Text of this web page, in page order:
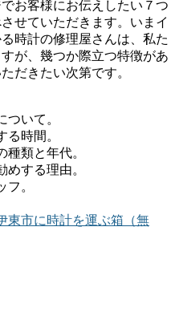
お客様にお伝えしたい７つ
せていただきます。いまイ
時計の修理屋さんは、私た
が、幾つか際立つ特徴があ
だきたい次第です。
いて。
る時間。
類と年代。
めする理由。
。
東市に時計を運ぶ箱（無